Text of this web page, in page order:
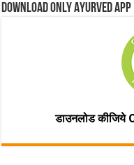
Download Only Ayurved App
डाउनलोड कीजिये